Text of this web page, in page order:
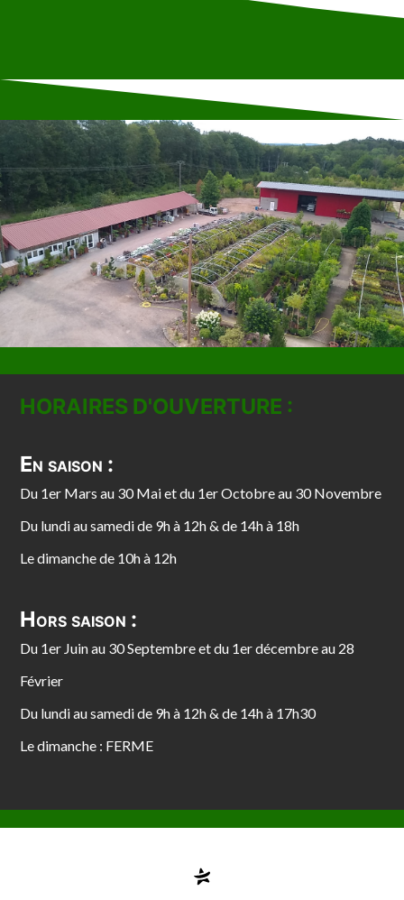
HORAIRES D'OUVERTURE :
En saison :
Du 1er Mars au 30 Mai et du 1er Octobre au 30 Novembre
Du lundi au samedi de 9h à 12h & de 14h à 18h
Le dimanche de 10h à 12h
Hors saison :
Du 1er Juin au 30 Septembre et du 1er décembre au 28
Février
Du lundi au samedi de 9h à 12h & de 14h à 17h30
Le dimanche : FERME